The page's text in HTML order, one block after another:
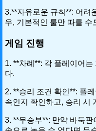
3.**자유로운 규칙**: 어려
우, 기본적인 룰만 따를 수
게임 진행
1. **차례**: 각 플레이어는
다.
2. **승리 조건 확인**: 플
속인지 확인하고, 승리 시
3. **무승부**: 만약 바둑